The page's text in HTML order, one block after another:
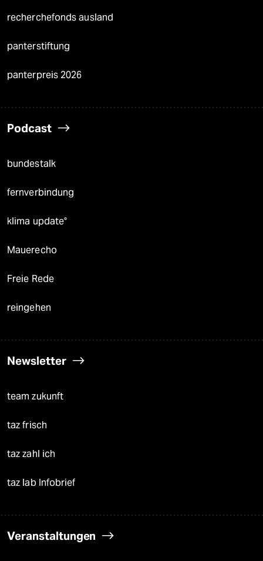
recherchefonds ausland
panterstiftung
panterpreis 2026
Podcast
bundestalk
fernverbindung
klima update°
Mauerecho
Freie Rede
reingehen
Newsletter
team zukunft
taz frisch
taz zahl ich
taz lab Infobrief
Veranstaltungen